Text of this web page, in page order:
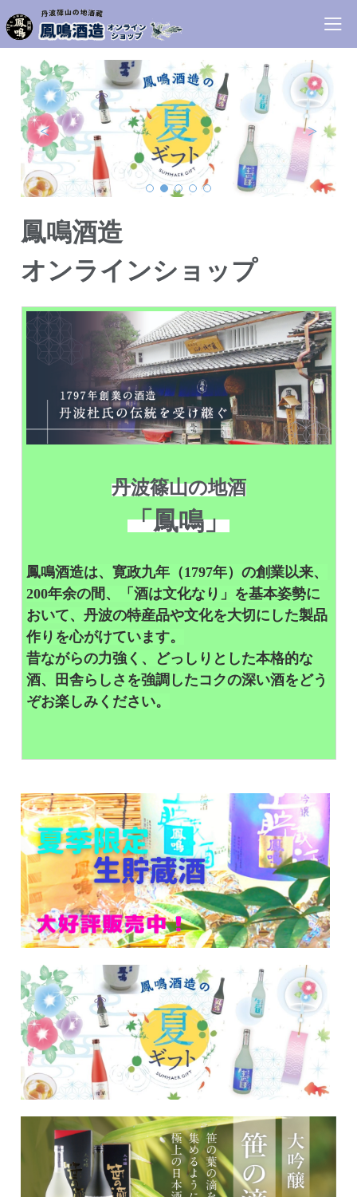
>
<
鳳鳴酒造
オンラインショップ
丹波篠山の地酒
「鳳鳴」
鳳鳴酒造は、寛政九年（1797年）の創業以来、
200年余の間、「酒は文化なり」を基本姿勢に
おいて、丹波の特産品や文化を大切にした製品
作りを心がけています。
昔ながらの力強く、どっしりとした本格的な
酒、田舎らしさを強調したコクの深い酒をどう
ぞお楽しみください。